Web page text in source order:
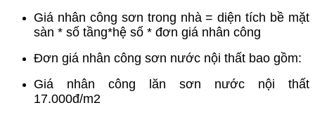
Giá nhân công sơn trong nhà = diện tích bề mặt
sàn * số tầng*hệ số * đơn giá nhân công
Đơn giá nhân công sơn nước nội thất bao gồm:
Giá nhân công lăn sơn nước nội thất
17.000đ/m2